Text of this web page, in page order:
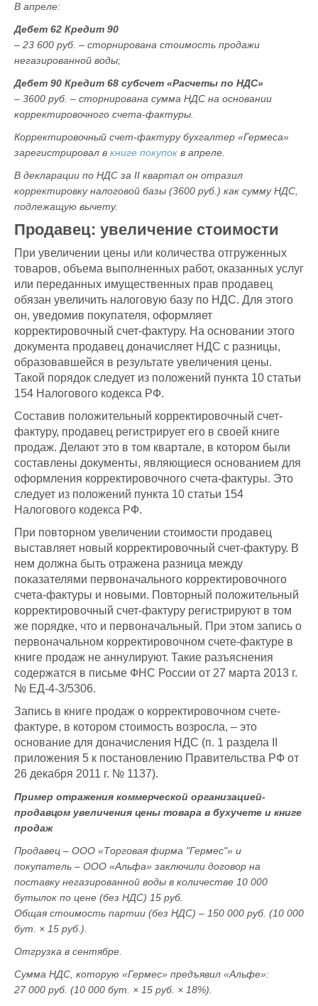
В апреле:
Дебет 62 Кредит 90
– 23 600 руб. – сторнирована стоимость продажи
негазированной воды;
Дебет 90 Кредит 68 субсчет «Расчеты по НДС»
– 3600 руб. – сторнирована сумма НДС на основании
корректировочного счета-фактуры.
Корректировочный счет-фактуру бухгалтер «Гермеса»
зарегистрировал в книге покупок в апреле.
В декларации по НДС за II квартал он отразил
корректировку налоговой базы (3600 руб.) как сумму НДС,
подлежащую вычету.
Продавец: увеличение стоимости
При увеличении цены или количества отгруженных
товаров, объема выполненных работ, оказанных услуг
или переданных имущественных прав продавец
обязан увеличить налоговую базу по НДС. Для этого
он, уведомив покупателя, оформляет
корректировочный счет-фактуру. На основании этого
документа продавец доначисляет НДС с разницы,
образовавшейся в результате увеличения цены.
Такой порядок следует из положений пункта 10 статьи
154 Налогового кодекса РФ.
Составив положительный корректировочный счет-
фактуру, продавец регистрирует его в своей книге
продаж. Делают это в том квартале, в котором были
составлены документы, являющиеся основанием для
оформления корректировочного счета-фактуры. Это
следует из положений пункта 10 статьи 154
Налогового кодекса РФ.
При повторном увеличении стоимости продавец
выставляет новый корректировочный счет-фактуру. В
нем должна быть отражена разница между
показателями первоначального корректировочного
счета-фактуры и новыми. Повторный положительный
корректировочный счет-фактуру регистрируют в том
же порядке, что и первоначальный. При этом запись о
первоначальном корректировочном счете-фактуре в
книге продаж не аннулируют. Такие разъяснения
содержатся в письме ФНС России от 27 марта 2013 г.
№ ЕД-4-3/5306.
Запись в книге продаж о корректировочном счете-
фактуре, в котором стоимость возросла, – это
основание для доначисления НДС (п. 1 раздела II
приложения 5 к постановлению Правительства РФ от
26 декабря 2011 г. № 1137).
Пример отражения коммерческой организацией-
продавцом увеличения цены товара в бухучете и книге
продаж
Продавец – ООО «Торговая фирма "Гермес"» и
покупатель – ООО «Альфа» заключили договор на
поставку негазированной воды в количестве 10 000
бутылок по цене (без НДС) 15 руб.
Общая стоимость партии (без НДС) – 150 000 руб. (10 000
бут. × 15 руб.).
Отгрузка в сентябре.
Сумма НДС, которую «Гермес» предъявил «Альфе»:
27 000 руб. (10 000 бут. × 15 руб. × 18%).